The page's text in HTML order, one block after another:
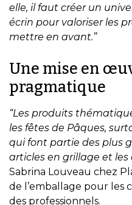
elle, il faut créer un
écrin pour valoriser les
mettre en avant.”
Une mise en
pragmatique
“Les produits
les fêtes de Pâques,
qui font partie des plus
articles en grillage et les
Sabrina Louveau chez
de l’emballage pour les
des professionnels.